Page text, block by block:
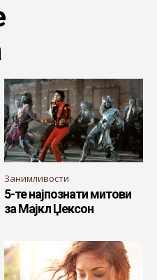
Занимливости
5-те најпознати митови
за Мајкл Џексон